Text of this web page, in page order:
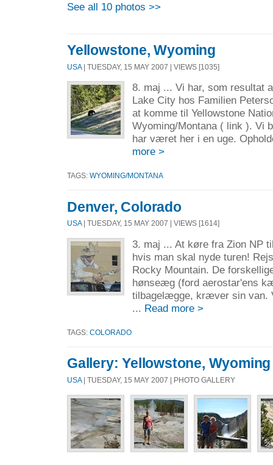
See all 10 photos >>
Yellowstone, Wyoming
USA| TUESDAY, 15 MAY 2007 | VIEWS [1035]
8. maj ... Vi har, som resultat
Lake City hos Familien
at komme til Yellowstone
Wyoming/Montana ( link ). Vi
har været her i en uge.
more >
TAGS: WYOMING/MONTANA
Denver, Colorado
USA| TUESDAY, 15 MAY 2007 | VIEWS [1614]
3. maj ... At køre fra Zion NP
hvis man skal nyde turen!
Rocky Mountain. De
hønseæg (ford aerostar'ens
tilbagelægge, kræver sin van.
... Read more >
TAGS: COLORADO
Gallery: Yellowstone, Wyoming
USA| TUESDAY, 15 MAY 2007 | PHOTO GALLERY